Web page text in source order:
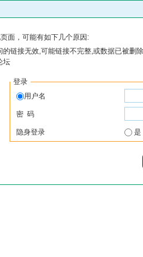
面，可能有如下几个原因:
链接无效,可能链接不完整,或数据已被删
坛
登录
用户名
密 码
隐身登录